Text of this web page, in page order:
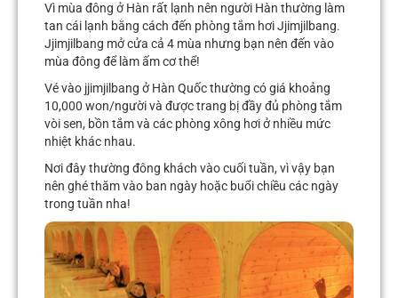
Vì mùa đông ở Hàn rất lạnh nên người Hàn thường làm
tan cái lạnh bằng cách đến phòng tắm hơi Jjimjilbang.
Jjimjilbang mở cửa cả 4 mùa nhưng bạn nên đến vào
mùa đông để làm ấm cơ thể!
Vé vào jjimjilbang ở Hàn Quốc thường có giá khoảng
10,000 won/người và được trang bị đầy đủ phòng tắm
vòi sen, bồn tắm và các phòng xông hơi ở nhiều mức
nhiệt khác nhau.
Nơi đây thường đông khách vào cuối tuần, vì vậy bạn
nên ghé thăm vào ban ngày hoặc buổi chiều các ngày
trong tuần nha!